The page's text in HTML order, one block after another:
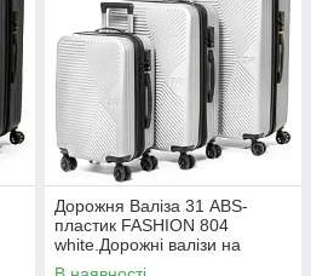
Дорожня Валіза 31 ABS-
пластик FASHION 804
white.Дорожні валізи на
колесах гуртом і в роздріб в